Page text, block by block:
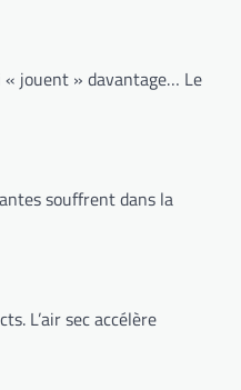
« jouent » davantage… Le
souffrent dans la
L’air sec accélère